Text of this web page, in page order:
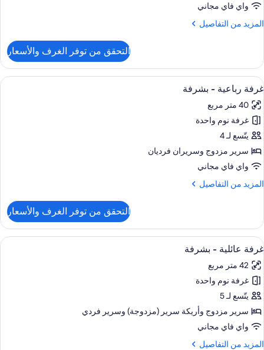
بشرفة
-
في
واي فاي مجاني
المزيد من التفاصيل
المزيد
غرفة
مزدوجة
-
بشرفة
في
مبنى
ملحق
التحقق من توفر الغرف والأسعار
استعراض
جميع
صور
غرفة
رباعية
-
بشرفة
مكتب ومساحة عمل للكمبيوتر المحمول
7
غرفة رباعية - بشرفة
40 متر مربع
غرفة نوم واحدة
يتّسع لـ 4
سرير مزدوج‫‬ وسريران فرديان
واي فاي مجاني
المزيد من التفاصيل
المزيد
غرفة
رباعية
-
بشرفة
التحقق من توفر الغرف والأسعار
استعراض
جميع
صور
غرفة
عائلية
-
بشرفة
مكتب ومساحة عمل للكمبيوتر المحمول
8
غرفة عائلية - بشرفة
42 متر مربع
غرفة نوم واحدة
يتّسع لـ 5
سرير مزدوج‫‬ وأريكة سرير (مزدوجة)‫‬ وسرير فردي
واي فاي مجاني
المزيد من التفاصيل
المزيد